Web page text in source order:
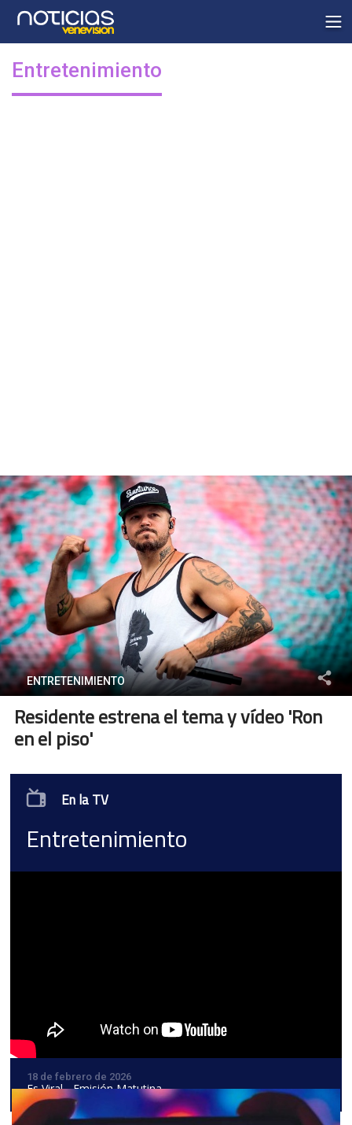
Entretenimiento
ENTRETENIMIENTO
Residente estrena el tema y vídeo 'Ron
en el piso'
En la TV
Entretenimiento
18 de febrero de 2026
Es Viral - Emisión Matutina